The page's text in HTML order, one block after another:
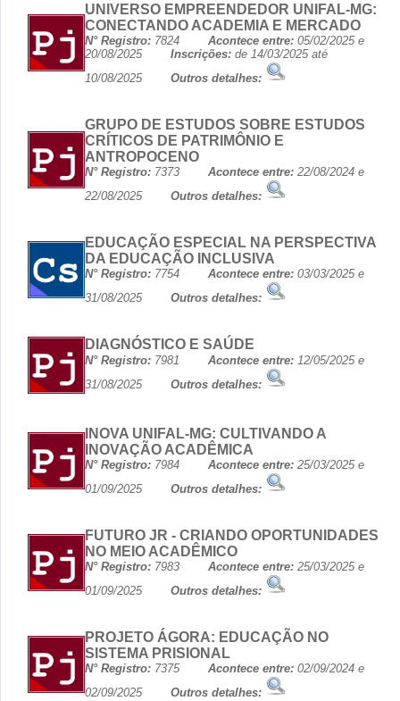
UNIVERSO EMPREENDEDOR UNIFAL-MG:
CONECTANDO ACADEMIA E MERCADO
N° Registro: 7824 Acontece entre: 05/02/2025 e
20/08/2025 Inscrições: de 14/03/2025 até
10/08/2025 Outros detalhes:
GRUPO DE ESTUDOS SOBRE ESTUDOS
CRÍTICOS DE PATRIMÔNIO E
ANTROPOCENO
N° Registro: 7373 Acontece entre: 22/08/2024 e
22/08/2025 Outros detalhes:
EDUCAÇÃO ESPECIAL NA PERSPECTIVA
DA EDUCAÇÃO INCLUSIVA
N° Registro: 7754 Acontece entre: 03/03/2025 e
31/08/2025 Outros detalhes:
DIAGNÓSTICO E SAÚDE
N° Registro: 7981 Acontece entre: 12/05/2025 e
31/08/2025 Outros detalhes:
INOVA UNIFAL-MG: CULTIVANDO A
INOVAÇÃO ACADÊMICA
N° Registro: 7984 Acontece entre: 25/03/2025 e
01/09/2025 Outros detalhes:
FUTURO JR - CRIANDO OPORTUNIDADES
NO MEIO ACADÊMICO
N° Registro: 7983 Acontece entre: 25/03/2025 e
01/09/2025 Outros detalhes:
PROJETO ÁGORA: EDUCAÇÃO NO
SISTEMA PRISIONAL
N° Registro: 7375 Acontece entre: 02/09/2024 e
02/09/2025 Outros detalhes: